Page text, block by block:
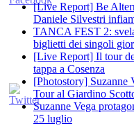
[Live Report] Be
Daniele Silvestri
TANCA FEST 2:
biglietti dei singoli
[Live Report] Il tour
tappa a Cosenza
[Photostory] Suzanne
Tour al Giardino
Suzanne Vega
25 luglio